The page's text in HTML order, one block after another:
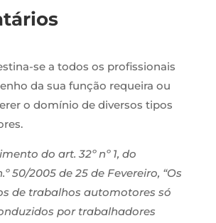
se a todos os profissionais
da sua função requeira ou
o domínio de diversos tipos
do art. 32º nº 1, do
50/2005 de 25 de Fevereiro, “Os
de trabalhos automotores só
por trabalhadores